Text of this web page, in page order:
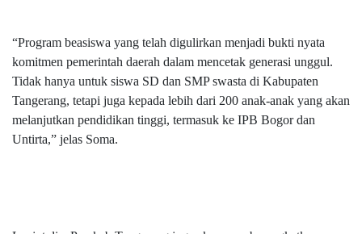
“Program beasiswa yang telah digulirkan menjadi bukti nyata
komitmen pemerintah daerah dalam mencetak generasi unggul.
Tidak hanya untuk siswa SD dan SMP swasta di Kabupaten
Tangerang, tetapi juga kepada lebih dari 200 anak-anak yang akan
melanjutkan pendidikan tinggi, termasuk ke IPB Bogor dan
Untirta,” jelas Soma.